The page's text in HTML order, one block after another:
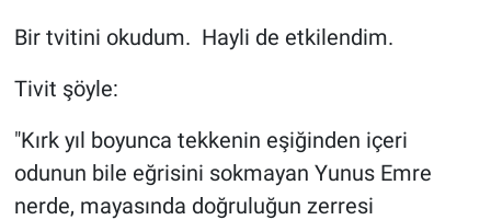
Bir tvitini okudum. Hayli de etkilendim.
Tivit şöyle:
"Kırk yıl boyunca tekkenin eşiğinden içeri
odunun bile eğrisini sokmayan Yunus Emre
nerde, mayasında doğruluğun zerresi